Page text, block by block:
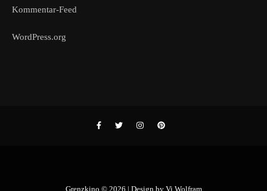
Kommentar-Feed
WordPress.org
Grenzkino © 2026 | Design by Vi Wolfram